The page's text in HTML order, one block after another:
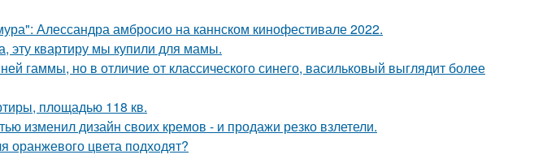
Алессандра амбросио на каннском кинофестивале 2022.
эту квартиру мы купили для мамы.
гаммы, но в отличие от классического синего, васильковый выглядит более
площадью 118 кв.
изменил дизайн своих кремов - и продажи резко взлетели.
оранжевого цвета подходят?